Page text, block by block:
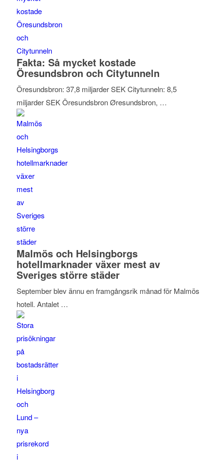
Fakta: Så mycket kostade
Öresundsbron och Citytunneln
Öresundsbron: 37,8 miljarder SEK Citytunneln: 8,5
miljarder SEK Öresundsbron Øresundsbron, …
Malmös och Helsingborgs
hotellmarknader växer mest av
Sveriges större städer
September blev ännu en framgångsrik månad för Malmös
hotell. Antalet …